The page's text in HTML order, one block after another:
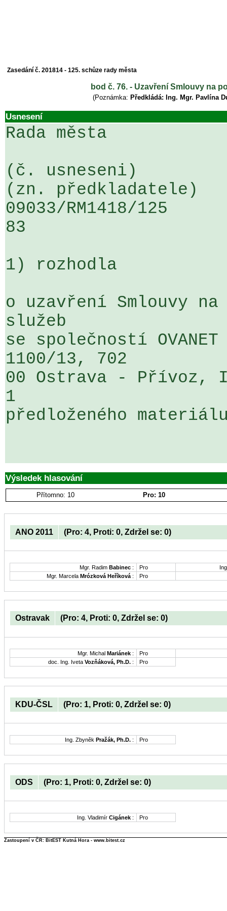
Zasedání č. 201814 - 125. schůze rady města
bod č. 76. - Uzavření Smlouvy na
(Poznámka: Předkládá: Ing. Mgr. Pavlína
Usnesení
Rada města
(č. usneseni)
(zn. předkladatele)
09033/RM1418/
83
1) rozhodla
o uzavření Smlouvy
služeb
se společností
1100/13, 702
00 Ostrava - Přívoz,
1
předloženého
Výsledek hlasování
Přítomno: 10 Pro: 10
ANO 2011 (Pro: 4, Proti: 0, Zdržel se: 0)
Mgr. Radim Babinec : Pro
Mgr. Marcela Mrózková Heříková : Pro
Ostravak (Pro: 4, Proti: 0, Zdržel se: 0)
Mgr. Michal Mariánek :
Pro
doc. Ing. Iveta Vozňáková, Ph.D. : Pro
KDU-ČSL (Pro: 1, Proti: 0, Zdržel se: 0)
Ing. Zbyněk Pražák, Ph.D. : Pro
ODS (Pro: 1, Proti: 0, Zdržel se: 0)
Ing. Vladimír Cigánek : Pro
Zastoupení v ČR: BitEST Kutná Hora - www.bitest.cz